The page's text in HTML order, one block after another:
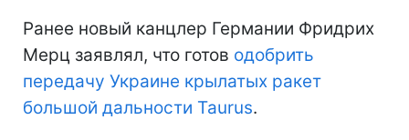
Ранее новый канцлер Германии Фридрих
Мерц заявлял, что готов одобрить
передачу Украине крылатых ракет
большой дальности Taurus.